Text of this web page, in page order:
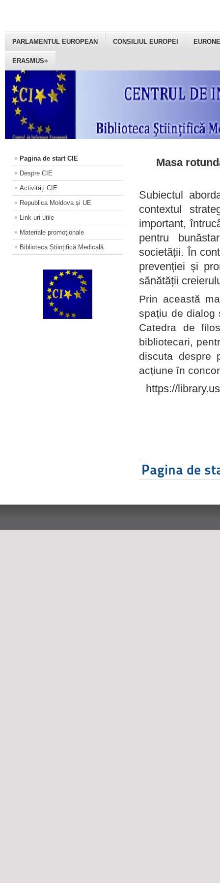
PARLAMENTUL EUROPEAN CONSILIUL EUROPEI
ERASMUS+
Pagina de start CIE
Despre CIE
Activități CIE
Republica Moldova și UE
Link-uri utile
Materiale promoţionale
Biblioteca Științifică Medicală
Masa
Subiectul
contextul
important,
pentru
societății. În
prevenției și
sănătății
Prin această
spațiu de dialog
Catedra de
bibliotecari,
discuta despre
acțiune în
https://
Pagina de